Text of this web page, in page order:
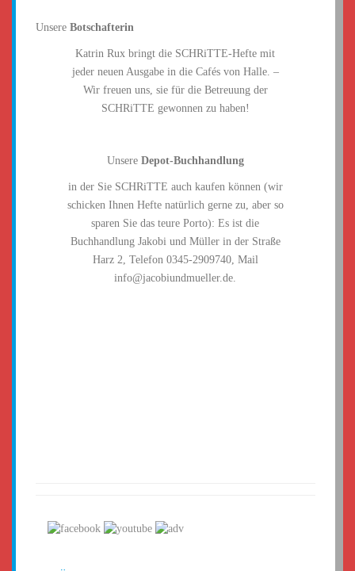
Unsere Botschafterin
Katrin Rux bringt die SCHRiTTE-Hefte mit
jeder neuen Ausgabe in die Cafés von Halle. –
Wir freuen uns, sie für die Betreuung der
SCHRiTTE gewonnen zu haben!
UnsereDepot-Buchhandlung
in der Sie SCHRiTTE auch kaufen können (wir
schicken Ihnen Hefte natürlich gerne zu, aber so
sparen Sie das teure Porto): Es ist die
Buchhandlung Jakobi und Müller in der Straße
Harz 2, Telefon 0345-2909740, Mail
info@jacobiundmueller.de.